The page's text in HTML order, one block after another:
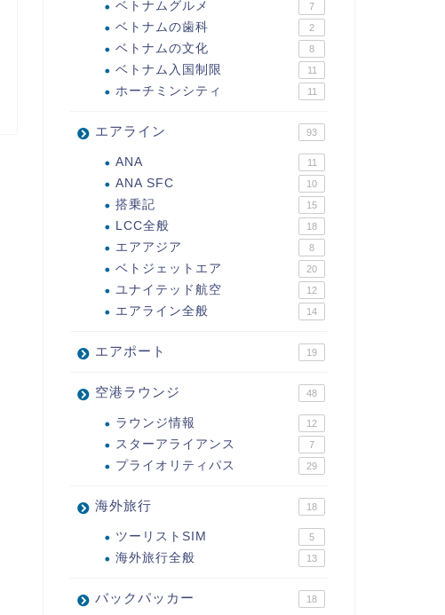
ベトナムグルメ 7
ベトナムの歯科 2
ベトナムの文化 8
ベトナム入国制限 11
ホーチミンシティ 11
エアライン 93
ANA 11
ANA SFC 10
搭乗記 15
LCC全般 18
エアアジア 8
ベトジェットエア 20
ユナイテッド航空 12
エアライン全般 14
エアポート 19
空港ラウンジ 48
ラウンジ情報 12
スターアライアンス 7
プライオリティパス 29
海外旅行 18
ツーリストSIM 5
海外旅行全般 13
バックパッカー 18